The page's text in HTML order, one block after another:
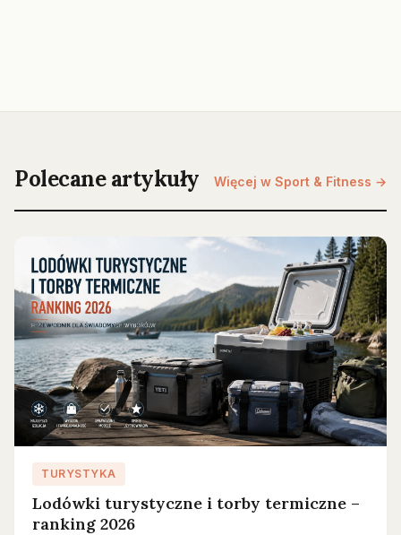
Polecane artykuły Więcej w Sport & Fitness →
TURYSTYKA
Lodówki turystyczne i torby termiczne –
ranking 2026